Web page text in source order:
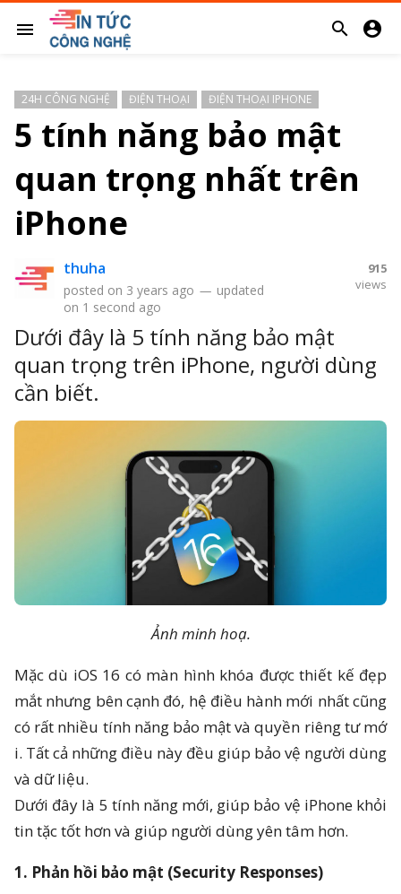
menu  
sánh giá
reserved.
24H CÔNG NGHỆ ĐIỆN THOẠI ĐIỆN THOẠI IPHONE
5 tính năng bảo mật
quan trọng nhất trên
iPhone
thuha
posted on 3 years ago — updated
on 1 second ago
915
views
Dưới đây là 5 tính năng bảo mật
quan trọng trên iPhone, người dùng
cần biết.
Ảnh minh hoạ.
Mặc dù iOS 16 có màn hình khóa được thiết kế đẹp
mắt nhưng bên cạnh đó, hệ điều hành mới nhất cũng
có rất nhiều tính năng bảo mật và quyền riêng tư mớ
i. Tất cả những điều này đều giúp bảo vệ người dùng
và dữ liệu.
Dưới đây là 5 tính năng mới, giúp bảo vệ iPhone khỏi
tin tặc tốt hơn và giúp người dùng yên tâm hơn.
1. Phản hồi bảo mật (Security Responses)